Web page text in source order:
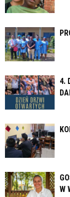
4.
W